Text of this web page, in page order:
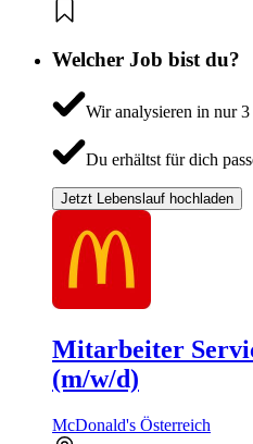
Welcher Job bist du?
Wir analysieren in nur
Du erhältst für dich
Jetzt Lebenslauf hochladen
Mitarbeiter
(m/w/d)
McDonald's Österreich